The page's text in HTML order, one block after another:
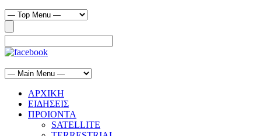
ΑΡΧΙΚΗ
ΕΙΔΗΣΕΙΣ
ΠΡΟΙΟΝΤΑ
SATELLITE